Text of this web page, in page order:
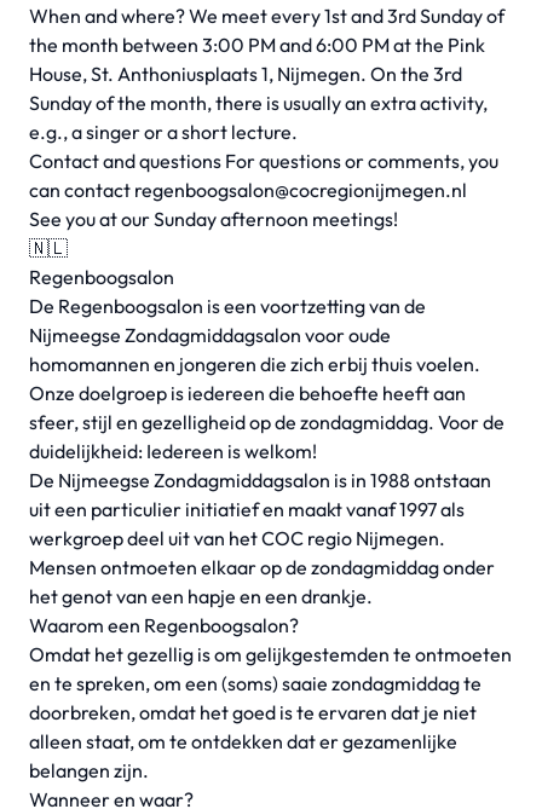
When and where? We meet every 1st and 3rd Sunday of
the month between 3:00 PM and 6:00 PM at the Pink
House, St. Anthoniusplaats 1, Nijmegen. On the 3rd
Sunday of the month, there is usually an extra activity,
e.g., a singer or a short lecture.
Contact and questions For questions or comments, you
can contact regenboogsalon@cocregionijmegen.nl
See you at our Sunday afternoon meetings!
🇳🇱
Regenboogsalon
De Regenboogsalon is een voortzetting van de
Nijmeegse Zondagmiddagsalon voor oude
homomannen en jongeren die zich erbij thuis voelen.
Onze doelgroep is iedereen die behoefte heeft aan
sfeer, stijl en gezelligheid op de zondagmiddag. Voor de
duidelijkheid: Iedereen is welkom!
De Nijmeegse Zondagmiddagsalon is in 1988 ontstaan
uit een particulier initiatief en maakt vanaf 1997 als
werkgroep deel uit van het COC regio Nijmegen.
Mensen ontmoeten elkaar op de zondagmiddag onder
het genot van een hapje en een drankje.
Waarom een Regenboogsalon?
Omdat het gezellig is om gelijkgestemden te ontmoeten
en te spreken, om een (soms) saaie zondagmiddag te
doorbreken, omdat het goed is te ervaren dat je niet
alleen staat, om te ontdekken dat er gezamenlijke
belangen zijn.
Wanneer en waar?